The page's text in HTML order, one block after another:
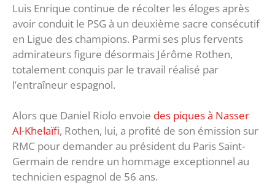
Luis Enrique continue de récolter les éloges après
avoir conduit le PSG à un deuxième sacre consécutif
en Ligue des champions. Parmi ses plus fervents
admirateurs figure désormais Jérôme Rothen,
totalement conquis par le travail réalisé par
l’entraîneur espagnol.
Alors que Daniel Riolo envoie des piques à Nasser
Al-Khelaïfi, Rothen, lui, a profité de son émission sur
RMC pour demander au président du Paris Saint-
Germain de rendre un hommage exceptionnel au
technicien espagnol de 56 ans.